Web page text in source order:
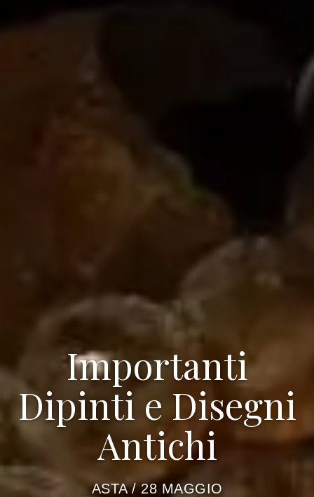
Importanti
Dipinti e Disegni
Antichi
ASTA / 28 MAGGIO